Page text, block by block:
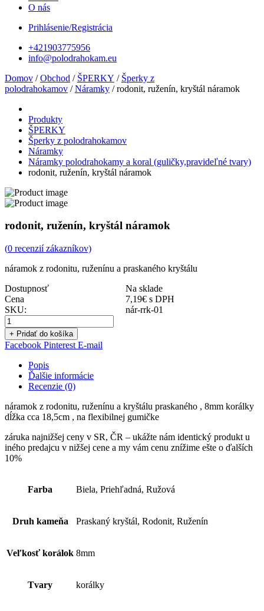
O nás
Prihlásenie/Registrácia
+421903775956
info@polodrahokam.eu
Domov /Obchod / ŠPERKY / Šperky z
polodrahokamov /Náramky / rodonit, ruženín, kryštál náramok
Produkty
ŠPERKY
Šperky z polodrahokamov
Náramky
Náramky polodrahokamy a koral (guličky,pravideľné tvary)
rodonit, ruženín, kryštál náramok
rodonit, ruženín, kryštál náramok
(0 recenzií zákazníkov)
náramok z rodonitu, ruženínu a praskaného kryštálu
Dostupnosť
Na sklade
Cena
7,19€ s DPH
SKU:
nár-rrk-01
+ Pridať do košíka
Facebook Pinterest E-mail
Popis
Ďalšie informácie
Recenzie (0)
náramok z rodonitu, ruženínu a kryštálu praskaného , 8mm korálky
dĺžka cca 18,5cm , na flexibilnej gumičke
záruka najnižšej ceny v SR, ČR – ukážte nám identický produkt u
iného predajcu v nižšej cene a my vám cenu znížime ešte o ďalších
10%
Farba Biela, Priehľadná, Ružová
Druh kameňa Praskaný kryštál, Rodonit, Ruženín
Veľkosť korálok 8mm
Tvary korálky